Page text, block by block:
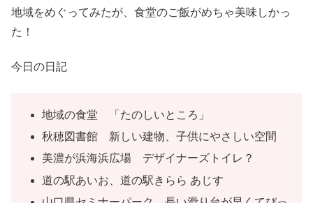
地域をめぐってみたが、食堂のご飯がめちゃ美味しかっ
た！
今日の日記
地域の食堂 「たのしいところ」
秋穂図書館 新しい建物、子供にやさしい空間
美濃が浜海浜広場 デザイナーズトイレ？
道の駅あいお、道の駅きらら あじす